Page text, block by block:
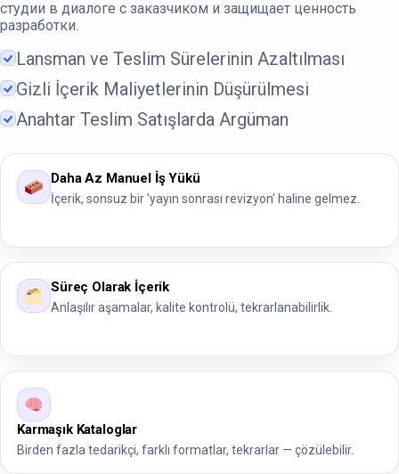
студии в диалоге с заказчиком и защищает ценность
разработки.
Lansman ve Teslim Sürelerinin Azaltılması
Gizli İçerik Maliyetlerinin Düşürülmesi
Anahtar Teslim Satışlarda Argüman
Daha Az Manuel İş Yükü
İçerik, sonsuz bir 'yayın sonrası revizyon' haline gelmez.
Süreç Olarak İçerik
Anlaşılır aşamalar, kalite kontrolü, tekrarlanabilirlik.
Karmaşık Kataloglar
Birden fazla tedarikçi, farklı formatlar, tekrarlar — çözülebilir.